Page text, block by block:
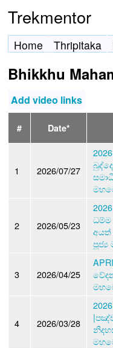
Trekmentor
Home Thripitaka
Bhikkhu
Add video links
# Date*
1 2026/07/27
2 2026/05/23
අයත්
පූජ්‍ය
3 2026/04/25
4 2026/03/28